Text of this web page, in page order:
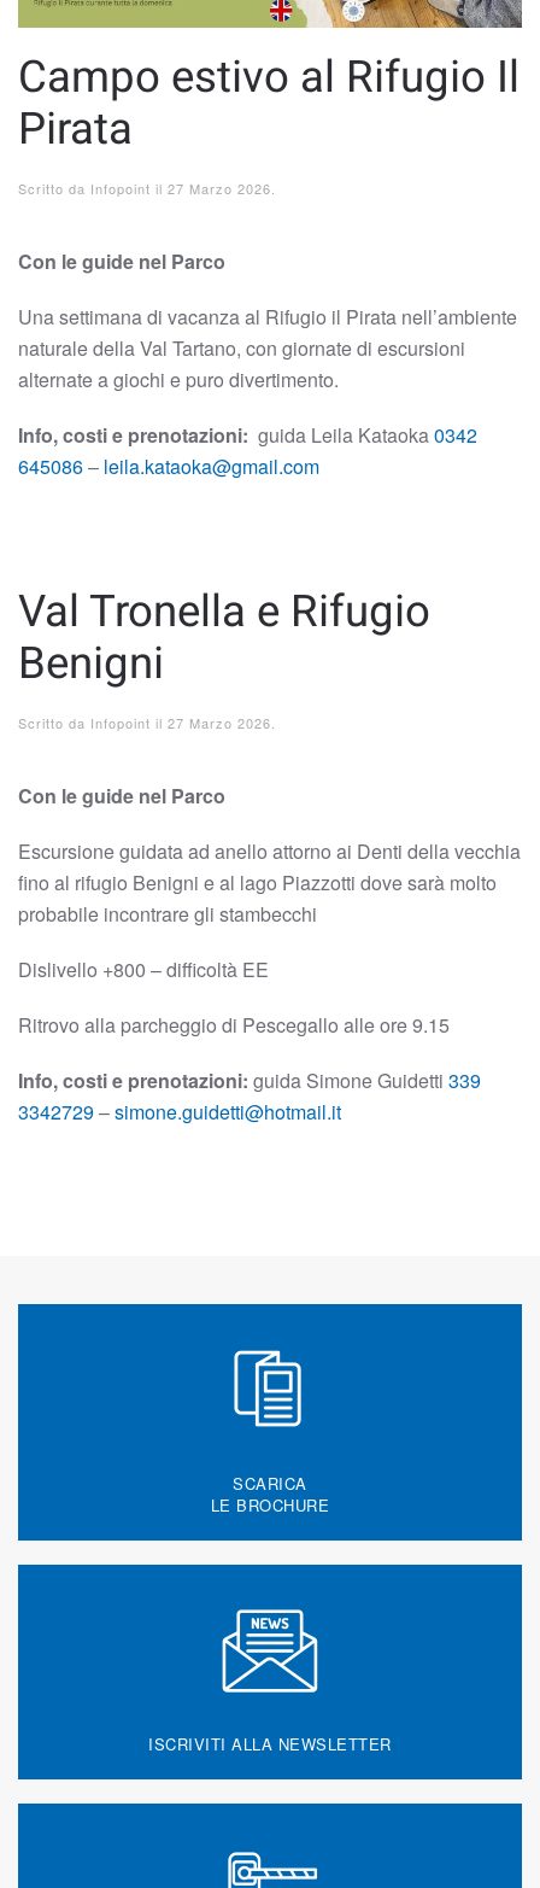
Campo estivo al Rifugio Il
Pirata
Scritto da Infopoint il 27 Marzo 2026.
Con le guide nel Parco
Una settimana di vacanza al Rifugio il Pirata nell’ambiente
naturale della Val Tartano, con giornate di escursioni
alternate a giochi e puro divertimento.
Info, costi e prenotazioni: guida Leila Kataoka0342
645086– leila.kataoka@gmail.com
Val Tronella e Rifugio
Benigni
Scritto da Infopoint il 27 Marzo 2026.
Con le guide nel Parco
Escursione guidata ad anello attorno ai Denti della vecchia
fino al rifugio Benigni e al lago Piazzotti dove sarà molto
probabile incontrare gli stambecchi
Dislivello +800 – difficoltà EE
Ritrovo alla parcheggio di Pescegallo alle ore 9.15
Info, costi e prenotazioni: guida Simone Guidetti 339
3342729–simone.guidetti@hotmail.it
SCARICA
LE BROCHURE
ISCRIVITI ALLA NEWSLETTER